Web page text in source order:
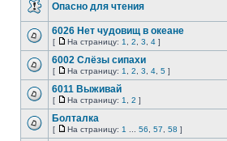
Опасно для чтения
6026 Нет чудовищ в океане
[ На страницу: 1 2 3 4 ]
6002 Слёзы сипахи
[ На страницу: 1 2 3 4 5 ]
6011 Выживай
[ На страницу: 1 2 ]
Болталка
[ На страницу: 1 56 57 58 ]